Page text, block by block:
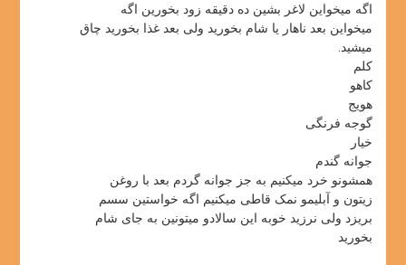
اگه میخواین لاغر بشین ده دقیقه زود بخورین اگه
میخواین بعد ناهار یا شام بخورید ولی بعد غذا بخورید چاق
میشید.
کلم
کاهو
هویج
گوجه فرنگی
خیار
جوانه گندم
همشونو خرد میکنیم به جز جوانه گردم بعد با روغن
زیتون و آبلیمو نمک قاطی میکنیم اگه خواستین سسم
بریزد ولی نرزید خوبه این سالادو میتونین به جای شام
بخورید